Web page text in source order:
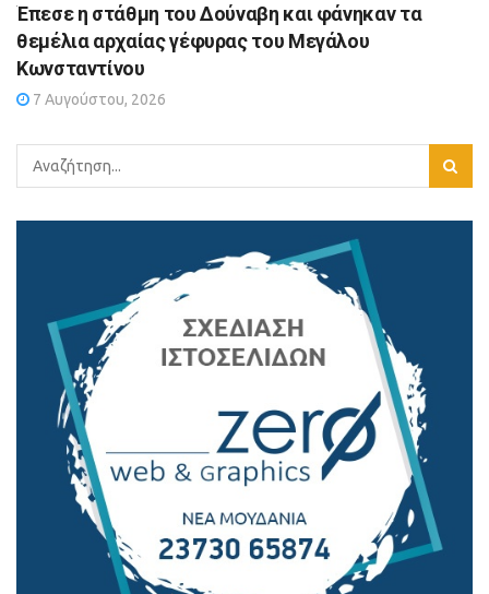
Έπεσε η στάθμη του Δούναβη και φάνηκαν τα
θεμέλια αρχαίας γέφυρας του Μεγάλου
Κωνσταντίνου
7 Αυγούστου, 2026